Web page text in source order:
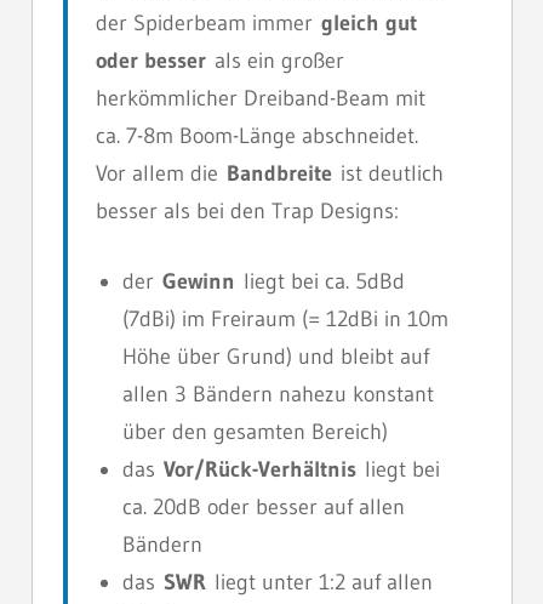
der Spiderbeam immer gleich gut
oder besserals ein großer
herkömmlicher Dreiband-Beam mit
ca. 7-8m Boom-Länge abschneidet.
Vor allem die Bandbreiteist deutlich
besser als bei den Trap Designs:
der Gewinn liegt bei ca. 5dBd
(7dBi) im Freiraum (= 12dBi in 10m
Höhe über Grund) und bleibt auf
allen 3 Bändern nahezu konstant
über den gesamten Bereich)
das Vor/Rück-Verhältnis liegt bei
ca. 20dB oder besser auf allen
Bändern
das SWR liegt unter 1:2 auf allen